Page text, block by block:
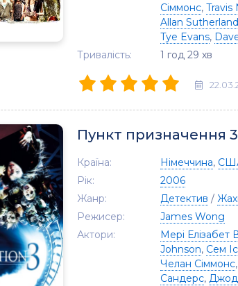
Сіммонс, Travis
Allan Sutherland
Tye Evans,
Тривалість:
1 год 29 хв
Пункт призначення 3
Країна: Німеччина,
Рік:
2006
Жанр:
Детектив /
Режисер:
James Wong
Актори:
Мері Елізабет
Johnson, Сем
Челан Сіммонс,
Сандерс,